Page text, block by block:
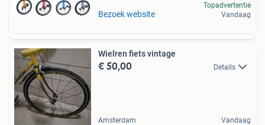
Bezoek website
Topadvertentie
Vandaag
Wielren fiets vintage
€ 50,00 Details
Amsterdam Vandaag